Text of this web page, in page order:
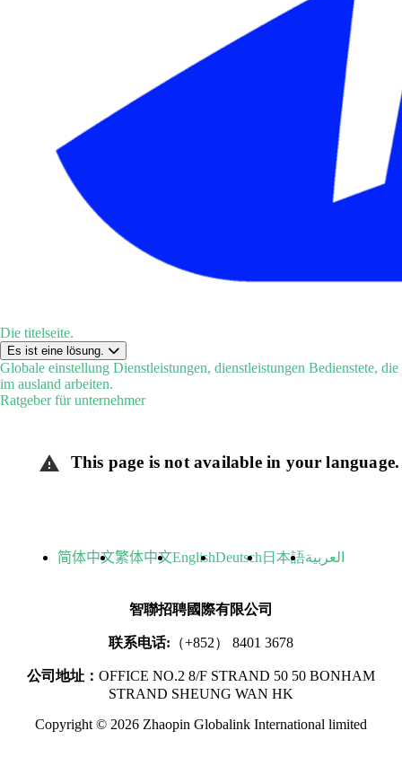
Die titelseite.
Es ist eine lösung.
Globale einstellung Dienstleistungen, dienstleistungen Bedienstete, die
im ausland arbeiten.
Ratgeber für unternehmer
warning This page is not available in your language.
简体中文繁体中文EnglishDeutsch 日本語العربية
智聯招聘國際有限公司
联系电话: （+852） 8401 3678
公司地址： OFFICE NO.2 8/F STRAND 50 50 BONHAM
STRAND SHEUNG WAN HK
Copyright © 2026 Zhaopin Globalink International limited